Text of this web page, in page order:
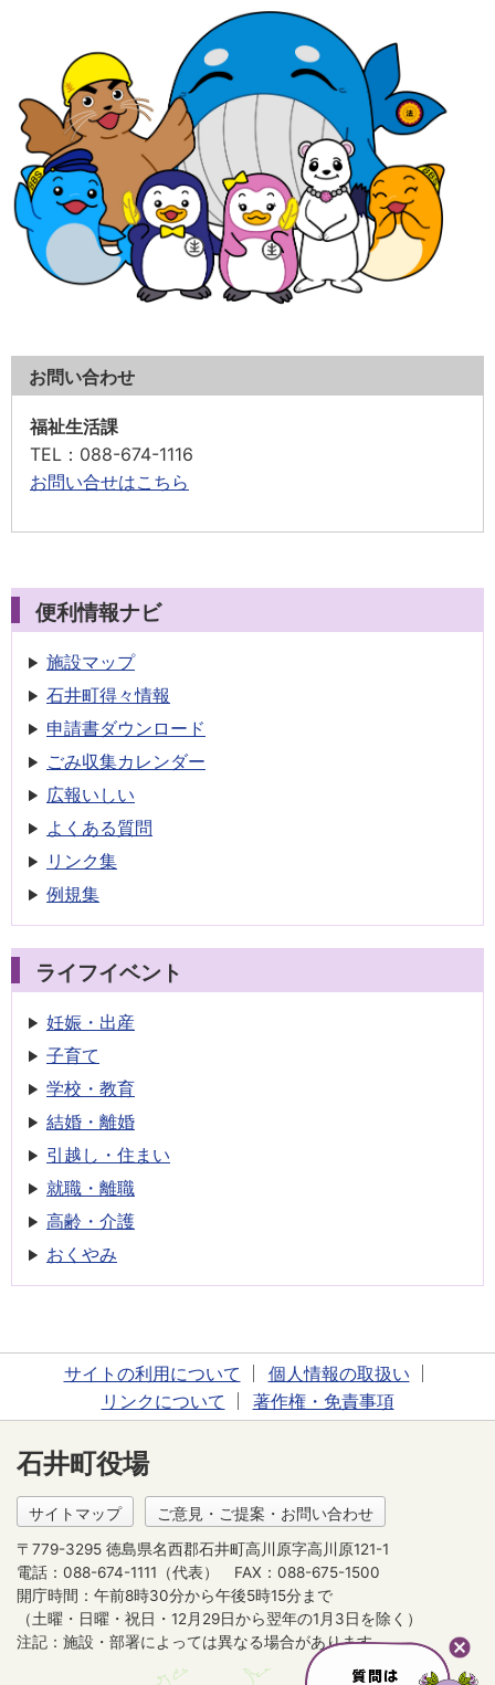
お問い合わせ
福祉生活課
TEL ：088-674-1116
お問い合せはこちら
便利情報ナビ
施設マップ
石井町得々情報
申請書ダウンロード
ごみ収集カレンダー
広報いしい
よくある質問
リンク集
例規集
ライフイベント
妊娠・出産
子育て
学校・教育
結婚・離婚
引越し・住まい
就職・離職
高齢・介護
おくやみ
サイトの利用について
個人情報の取扱い
リンクについて
著作権・免責事項
石井町役場
サイトマップ ご意見・ご提案・お問い合わせ
〒779-3295 徳島県名西郡石井町高川原字高川原121-1
電話：088-674-1111（代表）
FAX：088-675-1500
開庁時間：午前8時30分から午後5時15分まで
（土曜・日曜・祝日・12月29日から翌年の1月3日を除く）
注記：施設・部署によっては異なる場合があります。